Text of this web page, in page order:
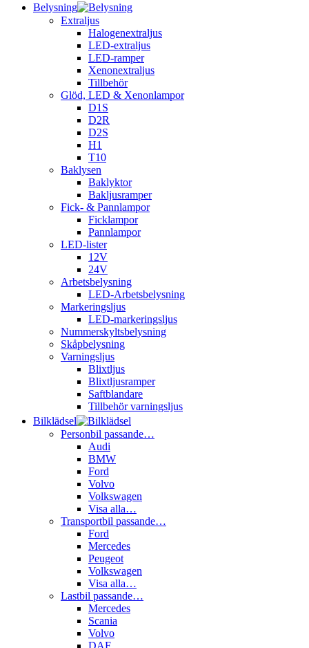
Belysning
Extraljus
Halogenextraljus
LED-extraljus
LED-ramper
Xenonextraljus
Tillbehör
Glöd, LED & Xenonlampor
D1S
D2R
D2S
H1
T10
Baklysen
Baklyktor
Bakljusramper
Fick- & Pannlampor
Ficklampor
Pannlampor
LED-lister
12V
24V
Arbetsbelysning
LED-Arbetsbelysning
Markeringsljus
LED-markeringsljus
Nummerskyltsbelysning
Skåpbelysning
Varningsljus
Blixtljus
Blixtljusramper
Saftblandare
Tillbehör varningsljus
Bilklädsel
Personbil passande…
Audi
BMW
Ford
Volvo
Volkswagen
Visa alla…
Transportbil passande…
Ford
Mercedes
Peugeot
Volkswagen
Visa alla…
Lastbil passande…
Mercedes
Scania
Volvo
DAF